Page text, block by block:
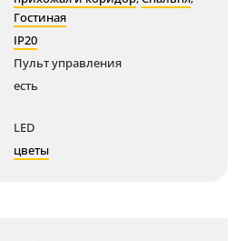
Гостиная
IP20
Пульт управления
есть
LED
цветы